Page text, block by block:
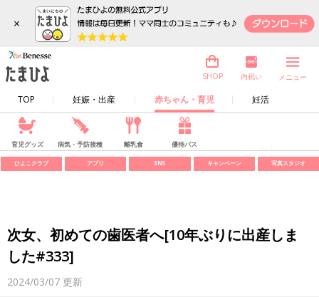
×
TOP 妊娠・出産 赤ちゃん・育児 妊活
SHOP 内祝い メニュー
育児グッズ 病気・予防接種 離乳食 優待パス
ひよこクラブ アプリ SNS キャンペーン 写真スタジオ
次女、初めての歯医者へ[10年ぶりに出産しま
した#333]
2024/03/07 更新